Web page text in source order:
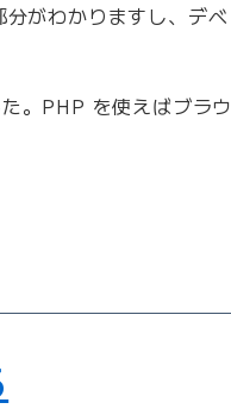
がわかりますし、デベ
。PHP を使えばブラウ